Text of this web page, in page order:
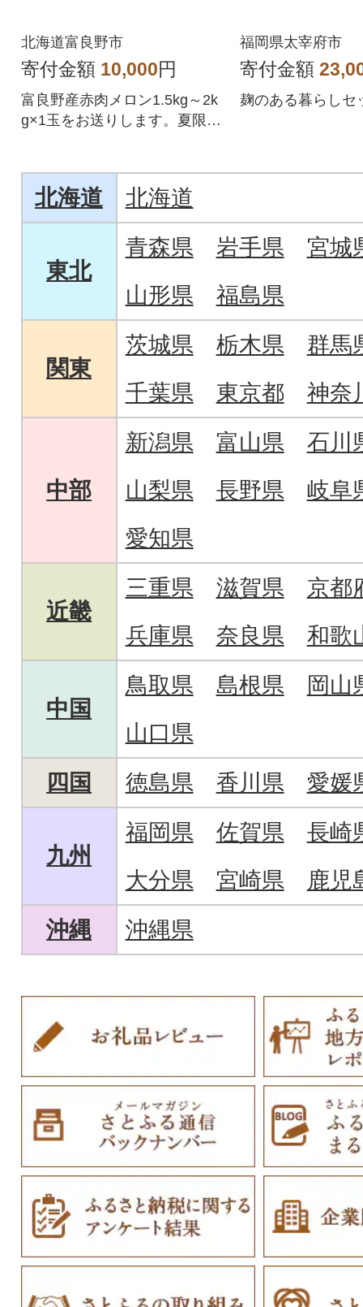
北海道富良野市
寄付金額 10,000円
富良野産赤肉メロン1.5kg～2k
g×1玉をお送りします。夏限定
福岡県太宰府市
寄付金額
麹のある暮らしセ
北海道 北海道
東北
青森県 岩手県
宮城
山形県
福島県
関東
茨城県 栃木県
群馬
千葉県
東京都 神奈
中部
新潟県 富山県
石川
山梨県
長野県
岐阜
愛知県
近畿
三重県 滋賀県
京都
兵庫県
奈良県 和歌
中国
鳥取県 島根県
岡山
山口県
四国
徳島県 香川県 愛媛
九州
福岡県 佐賀県
長崎
大分県
宮崎県
鹿児
沖縄
沖縄県